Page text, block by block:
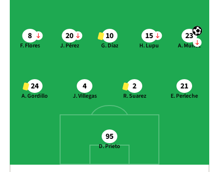
95
D. Prieto
21
E. Perleche
2
R. Suarez
4
J. Villegas
24
A. Gordillo
23
A. Muñoz
15
H. Lupu
10
G. Díaz
20
J. Pérez
8
F. Flores